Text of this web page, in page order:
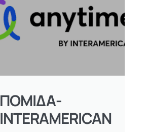
ΠΟΜΙΔΑ-
INTERAMERICAN